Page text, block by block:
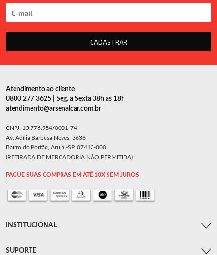
CADASTRAR
Atendimento ao cliente
0800 277 3625 | Seg. a Sexta 08h as 18h
atendimento@arsenalcar.com.br
CNPJ: 15.776.984/0001-74
Av. Adília Barbosa Neves, 3636
Bairro do Portão, Arujá -SP, 07413-000
(RETIRADA DE MERCADORIA NÃO PERMITIDA)
PAGUE SUAS COMPRAS EM ATÉ 10X SEM JUROS
INSTITUCIONAL
SUPORTE